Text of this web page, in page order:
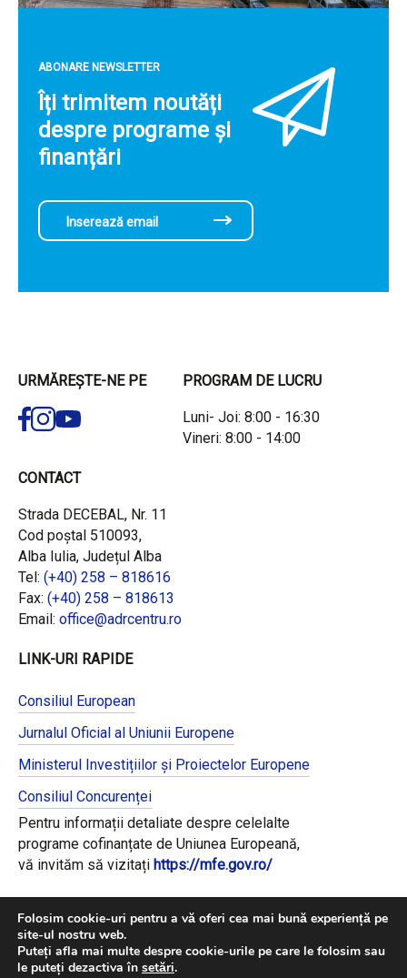
ABONARE NEWSLETTER
Îți trimitem noutăți
despre programe și
finanțări
URMĂREȘTE-NE PE PROGRAM DE LUCRU
Luni- Joi: 8:00 - 16:30
Vineri: 8:00 - 14:00
CONTACT
Strada DECEBAL, Nr. 11
Cod poștal 510093,
Alba Iulia, Județul Alba
Tel: (+40) 258 – 818616
Fax: (+40) 258 – 818613
Email: office@adrcentru.ro
LINK-URI RAPIDE
Consiliul European
Jurnalul Oficial al Uniunii Europene
Ministerul Investițiilor și Proiectelor Europene
Consiliul Concurenței
Pentru informații detaliate despre celelalte
programe cofinanțate de Uniunea Europeană,
vă invităm să vizitați https://mfe.gov.ro/
Folosim cookie-uri pentru a vă oferi cea mai bună experiență pe
site-ul nostru web.
Puteți afla mai multe despre cookie-urile pe care le folosim sau
le puteți dezactiva în setări.